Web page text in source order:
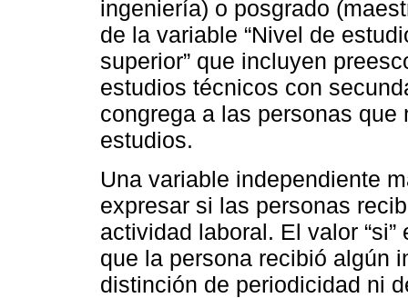
ingeniería) o posgrado
de la variable “Nivel de
superior” que incluyen
estudios técnicos con
congrega a las personas
estudios.
Una variable independiente
expresar si las personas
actividad laboral. El valor
que la persona recibió algún
distinción de periodicidad ni